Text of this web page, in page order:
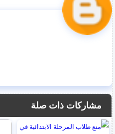
مشاركات ذات صلة